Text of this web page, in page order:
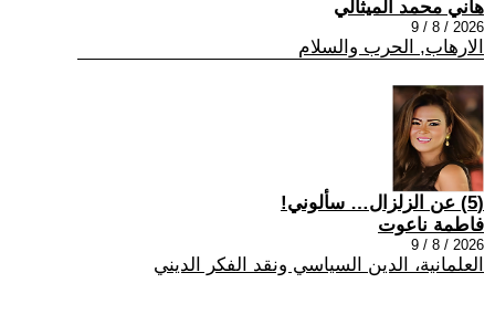
هاني محمد الميثالي
2026 / 8 / 9
الارهاب, الحرب والسلام
(5) عن الزلزال… سألوني!
فاطمة ناعوت
2026 / 8 / 9
العلمانية، الدين السياسي ونقد الفكر الديني